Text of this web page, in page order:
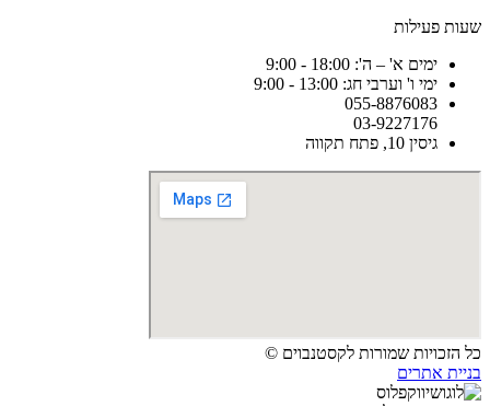
שעות פעילות
ימים א' – ה': 18:00 - 9:00
ימי ו' וערבי חג: 13:00 - 9:00
055-8876083
03-9227176
גיסין 10, פתח תקווה
כל הזכויות שמורות לקסטנבוים ©
בניית אתרים